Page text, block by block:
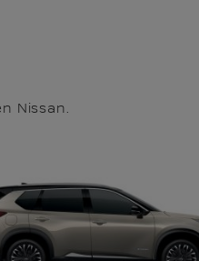
Nissan.